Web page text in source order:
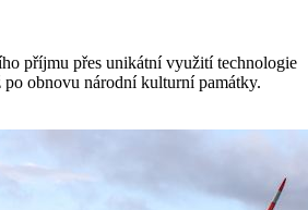
příjmu přes unikátní využití technologie
po obnovu národní kulturní památky.